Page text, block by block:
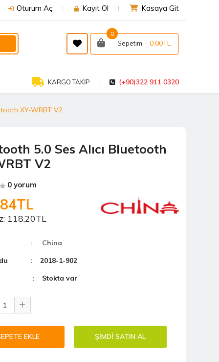
Oturum Aç Kayıt Ol Kasaya Git
Sepetim
0
- 0,00TL
KARGO TAKİP (+90)322 911 0320
XY-WRBT V2
5.0 Ses Alıcı Bluetooth
V2
0 yorum
118,20TL
: China
: 2018-1-902
: Stokta var